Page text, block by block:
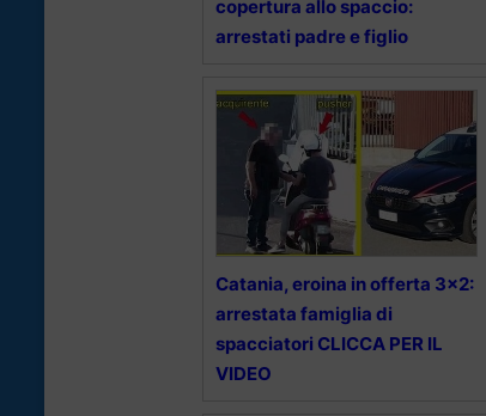
copertura allo spaccio:
arrestati padre e figlio
Catania, eroina in offerta 3×2:
arrestata famiglia di
spacciatori CLICCA PER IL
VIDEO